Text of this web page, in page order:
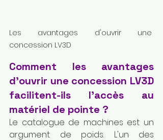
Les avantages d'ouvrir une
concession LV3D
Comment les avantages
d'ouvrir une concession LV3D
facilitent-ils l'accès au
matériel de pointe ?
Le catalogue de machines est un